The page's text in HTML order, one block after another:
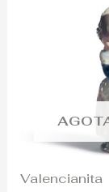
Valencianita